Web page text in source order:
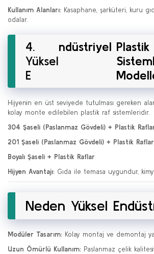
Kullanım Alanları: Kasaphane, şarküteri, kuru
odalar.
4.
Yüksel
E
ndüstriyel Plastik
Hijyenin en üst seviyede tutulması gereken
kolay monte edilebilen plastik raf sistemleridir.
304 Şaseli (Paslanmaz Gövdeli) + Plastik
201 Şaseli (Paslanmaz Gövdeli) + Plastik Raflar
Boyalı Şaseli + Plastik Raflar
Hijyen Avantajı: Gıda ile temasa uygundur,
Neden Yüksel
Modüler Tasarım: Kolay montaj ve demontaj
Uzun Ömürlü Kullanım: Paslanmaz çelik